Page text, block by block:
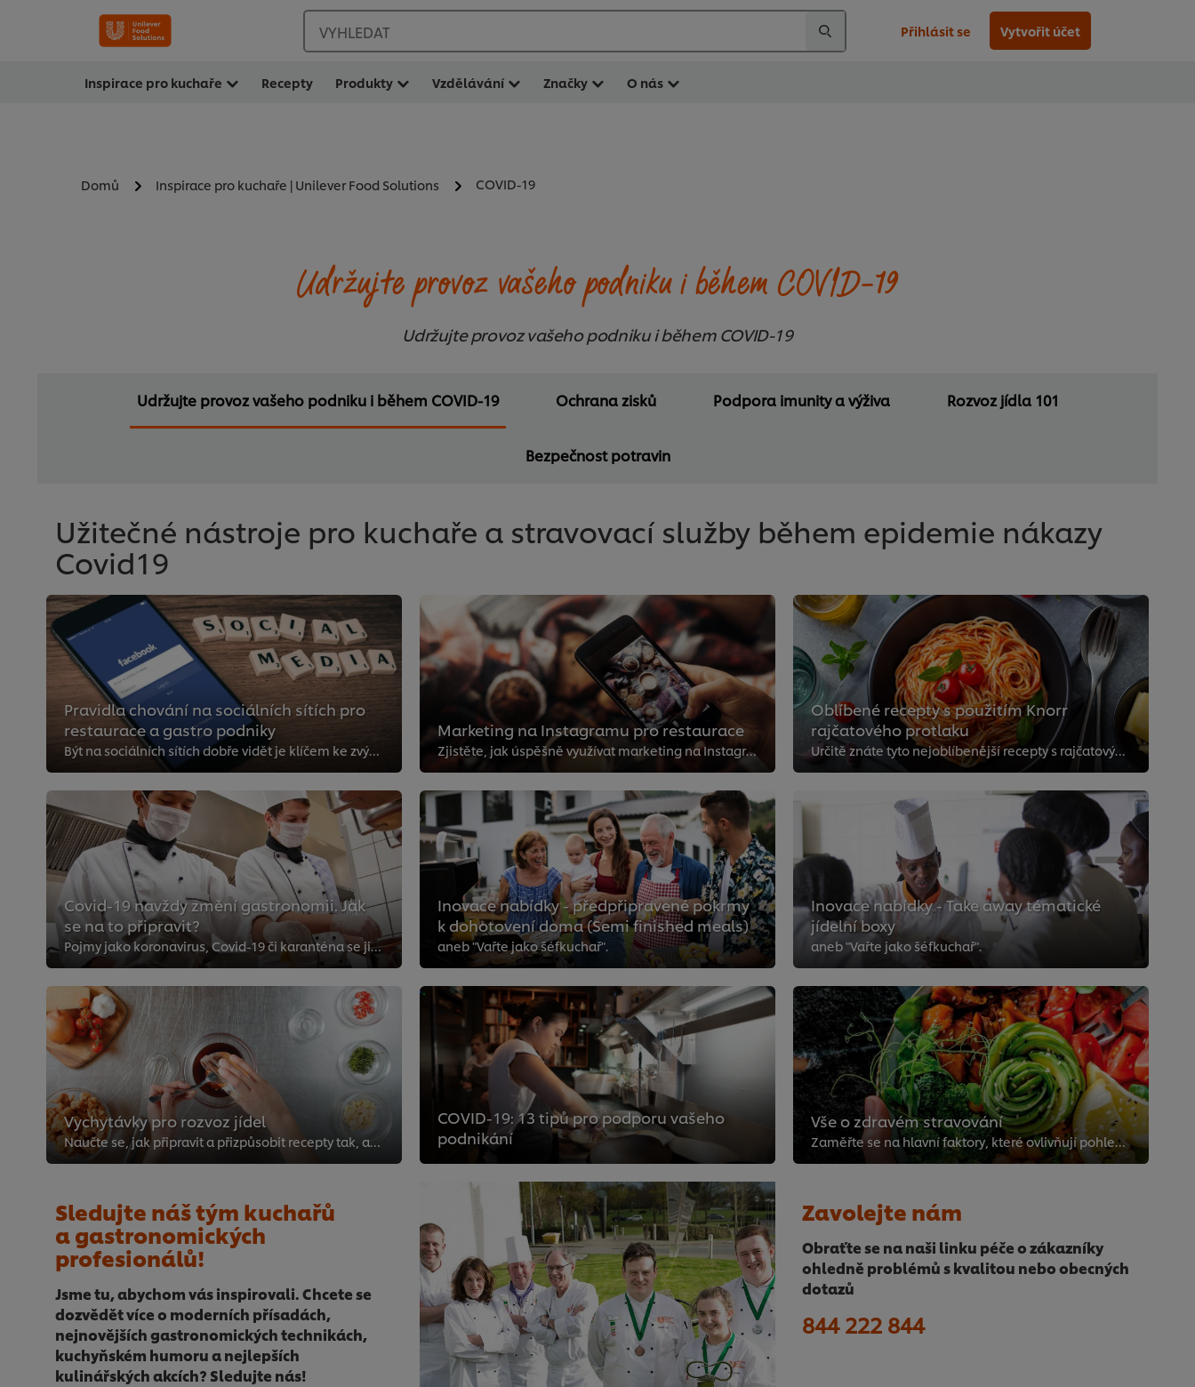
VYHLEDAT Přihlásit se Vytvořit účet
Inspirace pro kuchaře Recepty Produkty Vzdělávání Značky O nás
Domů Inspirace pro kuchaře | Unilever Food Solutions COVID-19
Udržujte provoz vašeho podniku i během COVID-19
Udržujte provoz vašeho podniku i během COVID-19
Udržujte provoz vašeho podniku i během COVID-19 Ochrana zisků Podpora imunity a výživa Rozvoz jídla 101
Bezpečnost potravin
Užitečné nástroje pro kuchaře a stravovací služby během epidemie nákazy
Covid19
Pravidla chování na sociálních sítích pro
restaurace a gastro podniky
Být na sociálních sítích dobře vidět je klíčem ke zvýšení množství online objednávek. Přečtěte si, jak se na sociálních sítích...
Marketing na Instagramu pro restaurace
Zjistěte, jak úspěšně využívat marketing na Instagramu pro restaurace a firmy v 5 krocích popsaných níže!
Oblíbené recepty s použitím Knorr
rajčatového protlaku
Určitě znáte tyto nejoblíbenější recepty s rajčatovým protlakem. Nikdy ale není na škodu si je připomenout a zařadit je do své ...
Covid-19 navždy změní gastronomii. Jak
se na to připravit?
Pojmy jako koronavirus, Covid-19 či karanténa se již natrvalo zapsaly do našich slovníků i přesto, že jsme je předtím používali...
Inovace nabídky - předpřipravené pokrmy
k dohotovení doma (Semi finished meals)
aneb "Vařte jako šéfkuchař".
Inovace nabídky - Take away tématické
jídelní boxy
aneb "Vařte jako šéfkuchař".
Vychytávky pro rozvoz jídel
Naučte se, jak připravit a přizpůsobit recepty tak, aby byly vhodné pro rozvoz.
COVID-19: 13 tipů pro podporu vašeho
podnikání
Vše o zdravém stravování
Zaměřte se na hlavní faktory, které ovlivňují pohled společnosti na zdravé stravování. Zamyslete se, jak vytvořit vyvážený pokrm.
Sledujte náš tým kuchařů
a gastronomických
profesionálů!
Jsme tu, abychom vás inspirovali. Chcete se
dozvědět více o moderních přísadách,
nejnovějších gastronomických technikách,
kuchyňském humoru a nejlepších
kulinářských akcích? Sledujte nás!
Zavolejte nám
Obraťte se na naši linku péče o zákazníky
ohledně problémů s kvalitou nebo obecných
dotazů
844 222 844